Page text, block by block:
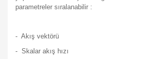
parametreler sıralanabilir :
- Akış vektörü
- Skalar akış hızı